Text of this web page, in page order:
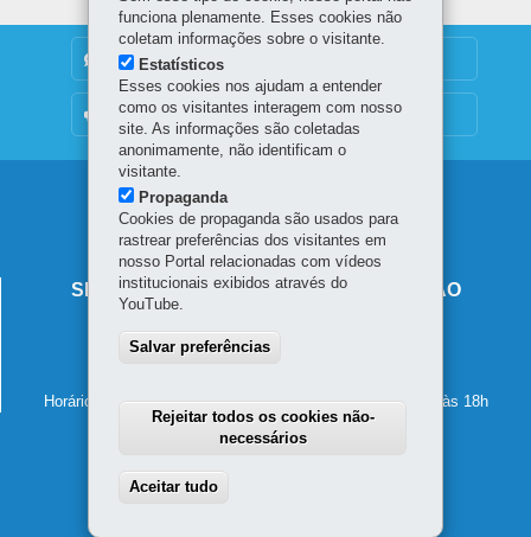
DENUNCIE CORRUPÇÃO
OUVIDORIA
Navegação
principal
SECRETARIA DE ESTADO DA EDUCAÇÃO
80610-011-Curitiba
Horário de atendimento: de segunda a sexta-feira, das 8h às 18h
funciona plenamente. Esses cookies não
coletam informações sobre o visitante.
Estatísticos
Esses cookies nos ajudam a entender
como os visitantes interagem com nosso
site. As informações são coletadas
anonimamente, não identificam o
visitante.
Propaganda
Cookies de propaganda são usados para
rastrear preferências dos visitantes em
nosso Portal relacionadas com vídeos
institucionais exibidos através do
YouTube.
Salvar preferências
Rejeitar todos os cookies não-
necessários
Aceitar tudo